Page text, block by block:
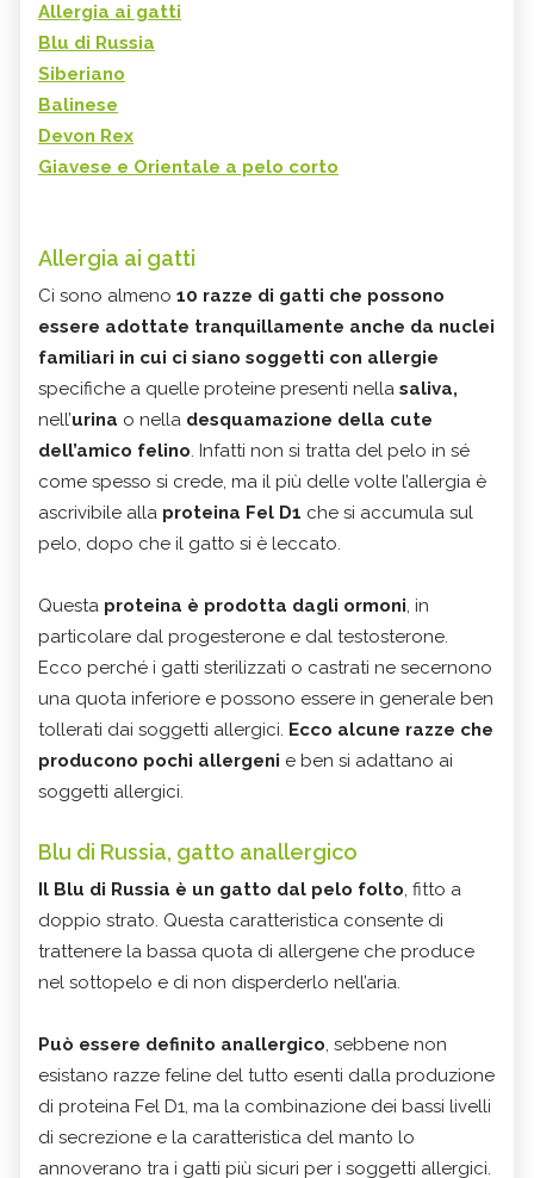
Allergia ai gatti
Blu di Russia
Siberiano
Balinese
Devon Rex
Giavese e Orientale a pelo corto
Allergia ai gatti
Ci sono almeno 10 razze di gatti che possono
essere adottate tranquillamente anche da nuclei
familiari in cui ci siano soggetti con allergie
specifiche a quelle proteine presenti nella saliva,
nell’urina o nella desquamazione della cute
dell’amico felino. Infatti non si tratta del pelo in sé
come spesso si crede, ma il più delle volte l’allergia è
ascrivibile alla proteina Fel D1 che si accumula sul
pelo, dopo che il gatto si è leccato.
Questa proteina è prodotta dagli ormoni, in
particolare dal progesterone e dal testosterone.
Ecco perché i gatti sterilizzati o castrati ne secernono
una quota inferiore e possono essere in generale ben
tollerati dai soggetti allergici. Ecco alcune razze che
producono pochi allergeni e ben si adattano ai
soggetti allergici.
Blu di Russia, gatto anallergico
Il Blu di Russia è un gatto dal pelo folto, fitto a
doppio strato. Questa caratteristica consente di
trattenere la bassa quota di allergene che produce
nel sottopelo e di non disperderlo nell’aria.
Può essere definito anallergico, sebbene non
esistano razze feline del tutto esenti dalla produzione
di proteina Fel D1, ma la combinazione dei bassi livelli
di secrezione e la caratteristica del manto lo
annoverano tra i gatti più sicuri per i soggetti allergici.